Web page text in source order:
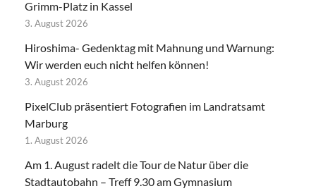
Grimm-Platz in Kassel
3. August 2026
Hiroshima- Gedenktag mit Mahnung und Warnung:
Wir werden euch nicht helfen können!
3. August 2026
PixelClub präsentiert Fotografien im Landratsamt
Marburg
1. August 2026
Am 1. August radelt die Tour de Natur über die
Stadtautobahn – Treff 9.30 am Gymnasium